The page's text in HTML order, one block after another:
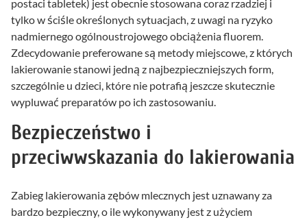
postaci tabletek) jest obecnie stosowana coraz rzadziej i
tylko w ściśle określonych sytuacjach, z uwagi na ryzyko
nadmiernego ogólnoustrojowego obciążenia fluorem.
Zdecydowanie preferowane są metody miejscowe, z których
lakierowanie stanowi jedną z najbezpieczniejszych form,
szczególnie u dzieci, które nie potrafią jeszcze skutecznie
wypluwać preparatów po ich zastosowaniu.
Bezpieczeństwo i
przeciwwskazania do lakierowania
Zabieg lakierowania zębów mlecznych jest uznawany za
bardzo bezpieczny, o ile wykonywany jest z użyciem